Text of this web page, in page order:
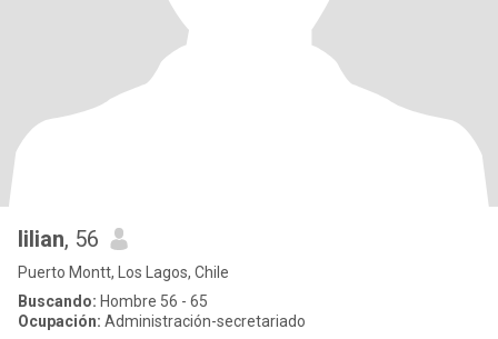
lilian, 56
Puerto Montt, Los Lagos, Chile
Buscando: Hombre 56 - 65
Ocupación: Administración-secretariado